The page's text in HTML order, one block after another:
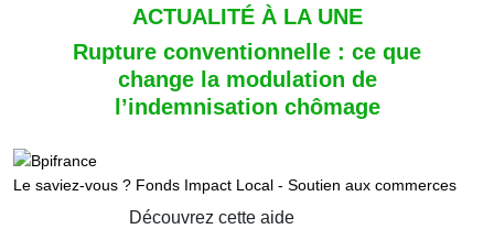
ACTUALITÉ À LA UNE
Rupture conventionnelle : ce que
change la modulation de
l’indemnisation chômage
Le saviez-vous ? Fonds Impact Local - Soutien aux commerces
Découvrez cette aide